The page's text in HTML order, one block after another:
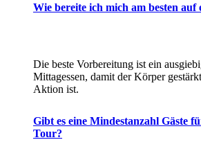
Wie bereite ich mich am besten auf
Die beste Vorbereitung ist ein
Mittagessen, damit der Körper
Aktion ist.
Gibt es eine Mindestanzahl Gäste
Tour?